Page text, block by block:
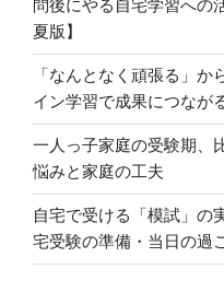
問後にやる自宅学習への
夏版】
「なんとなく頑張る」
イン学習で成果につなが
一人っ子家庭の受験期、
悩みと家庭の工夫
自宅で受ける「模試」の
宅受験の準備・当日の過